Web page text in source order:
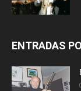
ENTRADAS